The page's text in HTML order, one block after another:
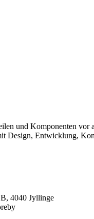
und Komponenten
Design, Entwicklung,
4040 Jyllinge